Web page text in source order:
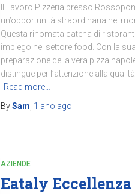
Il Lavoro Pizzeria presso
un’opportunità straordinaria nel
Questa rinomata catena di
impiego nel settore food. Con la
preparazione della vera pizza
distingue per l’attenzione alla
Read more…
BySam 1 ano ago
AZIENDE
Eataly